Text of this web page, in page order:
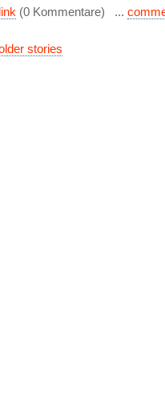
link (0 Kommentare) ...
stories